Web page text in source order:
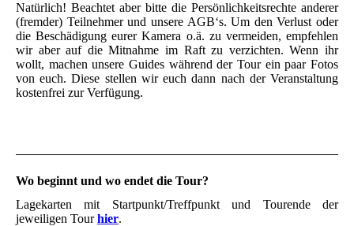
Natürlich! Beachtet aber bitte die Persönlichkeitsrechte anderer
(fremder) Teilnehmer und unsere AGB‘s. Um den Verlust oder
die Beschädigung eurer Kamera o.ä. zu vermeiden, empfehlen
wir aber auf die Mitnahme im Raft zu verzichten. Wenn ihr
wollt, machen unsere Guides während der Tour ein paar Fotos
von euch. Diese stellen wir euch dann nach der Veranstaltung
kostenfrei zur Verfügung.
Wo beginnt und wo endet die Tour?
Lagekarten mit Startpunkt/Treffpunkt und Tourende der
jeweiligen Tourhier.